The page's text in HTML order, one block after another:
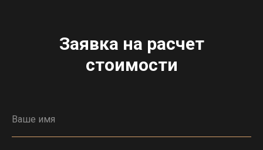
Заявка на расчет
стоимости